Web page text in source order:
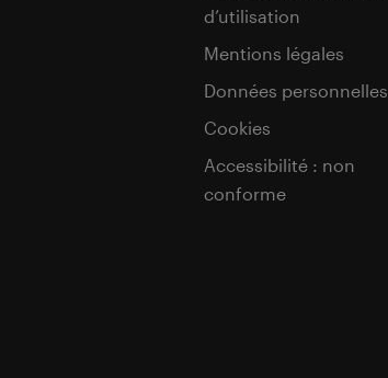
d’utilisation
Mentions légales
Données personnelles
Cookies
Accessibilité : non
conforme